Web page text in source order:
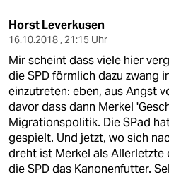
verlag
verlag
veranstaltungen
shop
fragen & hilfe
Horst Leverkusen
16.10.2018 , 21:15 Uhr
Mir scheint dass viele hier
die SPD förmlich dazu zwang
einzutreten: eben, aus Angst
davor dass dann Merkel
Migrationspolitik. Die SPad
gespielt. Und jetzt, wo sich
dreht ist Merkel als Allerletzte
die SPD das Kanonenfutter.